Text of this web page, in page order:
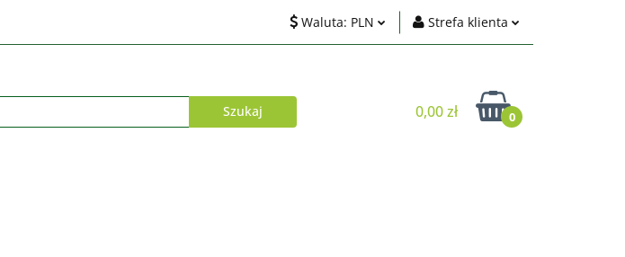
Waluta: PLN Strefa klienta
Zarejestruj się
Dodaj zgłoszenie
0,00 zł 0
i tablety Serwis Praca